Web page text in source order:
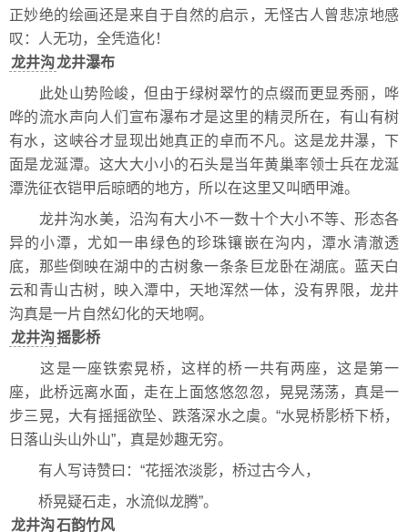
正妙绝的绘画还是来自于自然的启示，无怪古人曾悲凉地感
叹：人无功，全凭造化！
龙井沟龙井瀑布
此处山势险峻，但由于绿树翠竹的点缀而更显秀丽，哗
哗的流水声向人们宣布瀑布才是这里的精灵所在，有山有树
有水，这峡谷才显现出她真正的卓而不凡。这是龙井瀑，下
面是龙涎潭。这大大小小的石头是当年黄巢率领士兵在龙涎
潭洗征衣铠甲后晾晒的地方，所以在这里又叫晒甲滩。
龙井沟水美，沿沟有大小不一数十个大小不等、形态各
异的小潭，尤如一串绿色的珍珠镶嵌在沟内，潭水清澈透
底，那些倒映在湖中的古树象一条条巨龙卧在湖底。蓝天白
云和青山古树，映入潭中，天地浑然一体，没有界限，龙井
沟真是一片自然幻化的天地啊。
龙井沟摇影桥
这是一座铁索晃桥，这样的桥一共有两座，这是第一
座，此桥远离水面，走在上面悠悠忽忽，晃晃荡荡，真是一
步三晃，大有摇摇欲坠、跌落深水之虞。“水晃桥影桥下桥，
日落山头山外山”，真是妙趣无穷。
有人写诗赞曰：“花摇浓淡影，桥过古今人，
桥晃疑石走，水流似龙腾”。
龙井沟石韵竹风